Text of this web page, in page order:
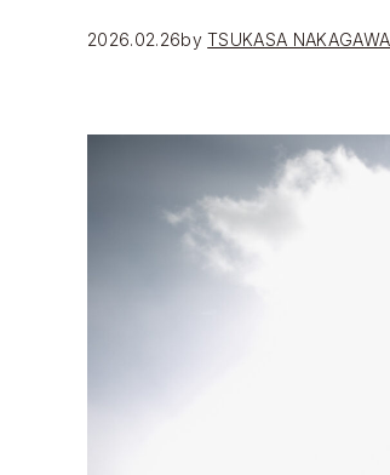
2026.02.26byTSUKASA NAKAGAWA